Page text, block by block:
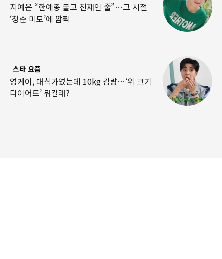
지예은 “한예종 붙고 천재인 줄”…그 시절
‘청순 미모’에 깜짝
스타 요즘
영케이, 대식가였는데 10kg 감량…‘위 크기
다이어트’ 뭐길래?